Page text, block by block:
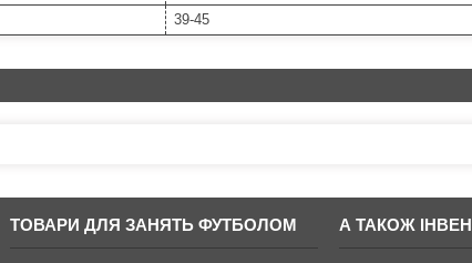
39-45
ТОВАРИ ДЛЯ ЗАНЯТЬ ФУТБОЛОМ А ТАКОЖ